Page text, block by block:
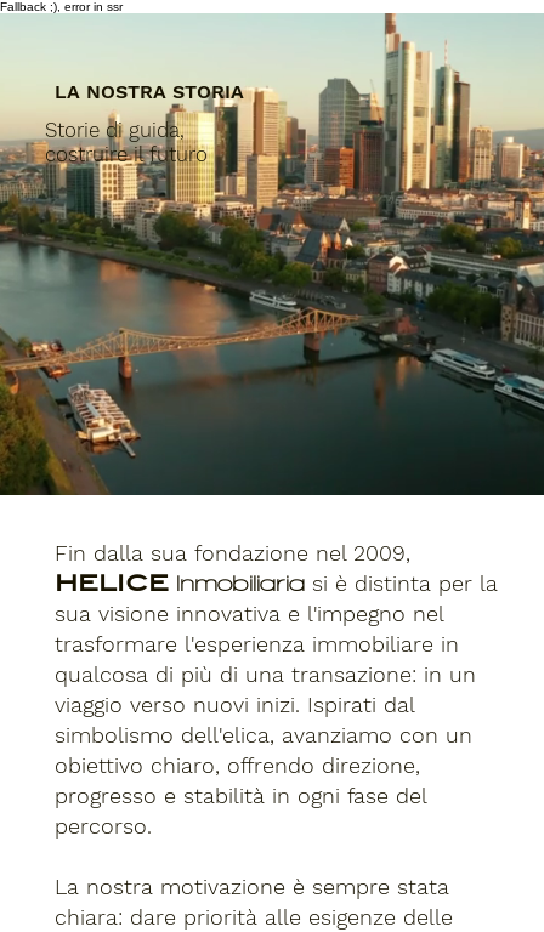
Fallback ;), error in ssr
Storie di guida,
costruire il futuro
LA NOSTRA STORIA
Fin dalla sua fondazione nel 2009,
HELICE Inmobiliariasi è distinta per la
sua visione innovativa e l'impegno nel
trasformare l'esperienza immobiliare in
qualcosa di più di una transazione: in un
viaggio verso nuovi inizi. Ispirati dal
simbolismo dell'elica, avanziamo con un
obiettivo chiaro, offrendo direzione,
progresso e stabilità in ogni fase del
percorso.
La nostra motivazione è sempre stata
chiara: dare priorità alle esigenze delle